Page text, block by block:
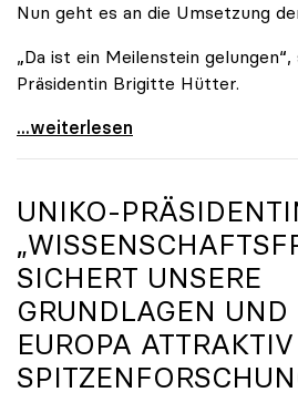
Nun geht es an die Umsetzung
„Da ist ein Meilenstein
Präsidentin Brigitte Hütter.
Universitäten wappnen sich
...weiterlesen
UNIKO-
SICHERT UNSERE
GRUNDLAGEN
EUROPA